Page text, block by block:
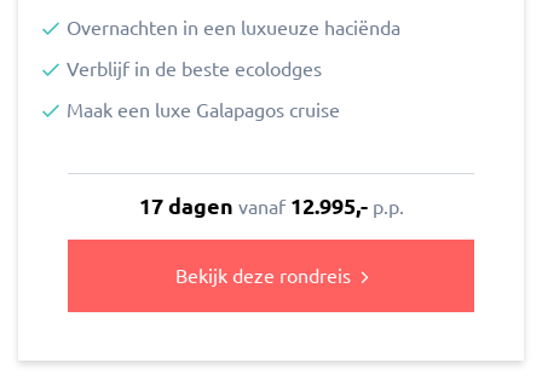
Overnachten in een luxueuze haciënda
Verblijf in de beste ecolodges
Maak een luxe Galapagos cruise
17 dagen vanaf 12.995,-p.p.
Bekijk deze rondreis